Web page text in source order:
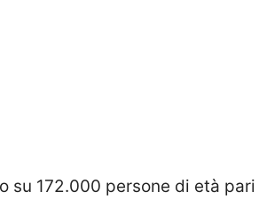
su 172.000 persone di età